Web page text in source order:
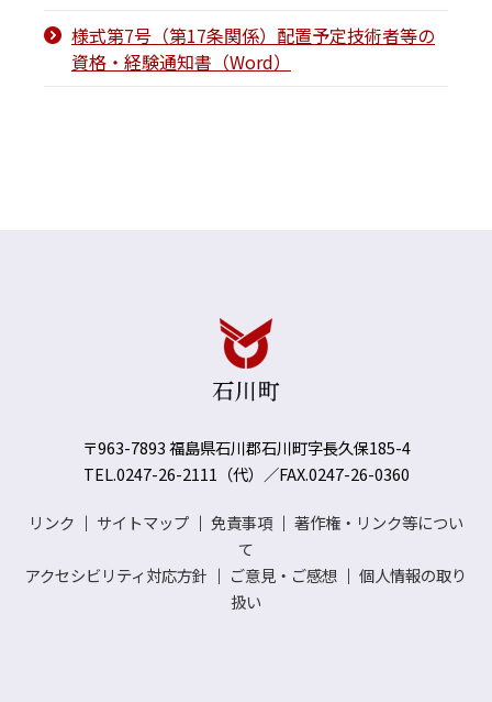
様式第7号（第17条関係）配置予定技術者等の
資格・経験通知書（Word）
〒963-7893 福島県石川郡石川町字長久保185-4
TEL.0247-26-2111（代）／FAX.0247-26-0360
リンク ｜ サイトマップ ｜ 免責事項 ｜ 著作権・リンク等につい
て
アクセシビリティ対応方針 ｜ ご意見・ご感想 ｜ 個人情報の取り
扱い